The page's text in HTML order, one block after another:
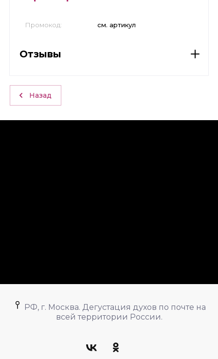
Промокод: см. артикул
Отзывы
Назад
РФ, г. Москва. Дегустация духов по почте на
всей территории России.